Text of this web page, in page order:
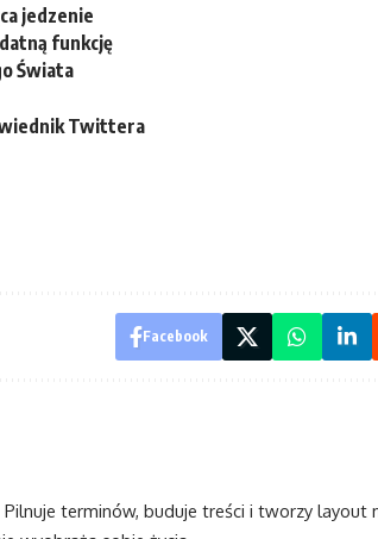
jedzenie
funkcję
Świata
Twittera
Facebook
terminów, buduje treści i tworzy layout